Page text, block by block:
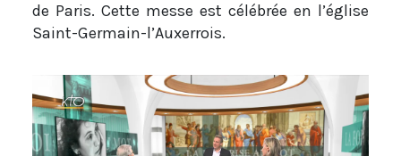
de Paris. Cette messe est célébrée en l’église
Saint-Germain-l’Auxerrois.